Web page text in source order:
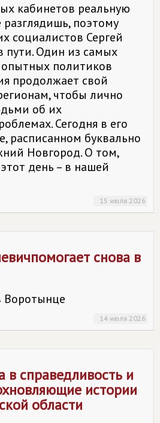
кабинетов реальную
поэтому
социалистов Сергей
пути. Один из самых
политиков
продолжает свой
чтобы лично
об их
Сегодня в его
расписанном буквально
Новгород. О том,
день – в нашей
15 июля 2026
снова в
Воротынце
14 июля 2026
в справедливость и
истории
области